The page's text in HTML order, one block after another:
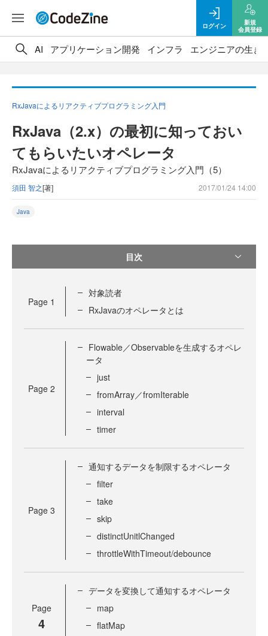
ログイン
新規
会員登録
AI アプリケーション開発 インフラ エンジニアの生き
RxJavaによるリアクティブプログラミング入門
RxJava（2.x）の最初に知っておい
てもらいたいオペレータ
RxJavaによるリアクティブプログラミング入門（5）
須田 智之[著] 2017/01/24 14:00
Java
目次
Page 1
対象読者
RxJavaのオペレータとは
Page 2
Flowable／Observableを生成するオペレ
ータ
just
fromArray／fromIterable
interval
timer
Page 3
通知するデータを制限するオペレータ
filter
take
skip
distinctUnitlChanged
throttleWithTimeout/debounce
Page
4
データを変換して通知するオペレータ
map
flatMap